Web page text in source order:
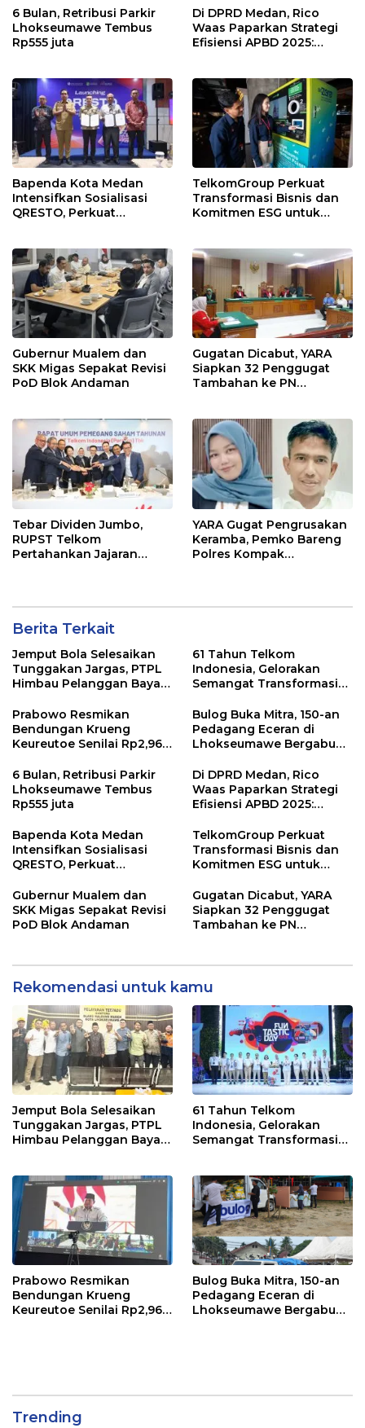
6 Bulan, Retribusi Parkir
Lhokseumawe Tembus
Rp555 juta
Di DPRD Medan, Rico
Waas Paparkan Strategi
Efisiensi APBD 2025:
Bapenda Kota Medan
Intensifkan Sosialisasi
QRESTO, Perkuat
TelkomGroup Perkuat
Transformasi Bisnis dan
Komitmen ESG untuk
Gubernur Mualem dan
SKK Migas Sepakat Revisi
PoD Blok Andaman
Gugatan Dicabut, YARA
Siapkan 32 Penggugat
Tambahan ke PN
Tebar Dividen Jumbo,
RUPST Telkom
Pertahankan Jajaran
YARA Gugat Pengrusakan
Keramba, Pemko Bareng
Polres Kompak
Berita Terkait
Jemput Bola Selesaikan
Tunggakan Jargas, PTPL
Himbau Pelanggan Bayar
61 Tahun Telkom
Indonesia, Gelorakan
Semangat Transformasi
Prabowo Resmikan
Bendungan Krueng
Keureutoe Senilai Rp2,96
Bulog Buka Mitra, 150-an
Pedagang Eceran di
Lhokseumawe Bergabung
6 Bulan, Retribusi Parkir
Lhokseumawe Tembus
Rp555 juta
Di DPRD Medan, Rico
Waas Paparkan Strategi
Efisiensi APBD 2025:
dan Digitalisasi PAD
Bapenda Kota Medan
Intensifkan Sosialisasi
QRESTO, Perkuat
TelkomGroup Perkuat
Transformasi Bisnis dan
Komitmen ESG untuk
Berkelanjutan
Gubernur Mualem dan
SKK Migas Sepakat Revisi
PoD Blok Andaman
Gugatan Dicabut, YARA
Siapkan 32 Penggugat
Tambahan ke PN
Rekomendasi untuk kamu
Jemput Bola Selesaikan
Tunggakan Jargas, PTPL
Himbau Pelanggan Bayar
61 Tahun Telkom
Indonesia, Gelorakan
Semangat Transformasi
Prabowo Resmikan
Bendungan Krueng
Keureutoe Senilai Rp2,96
Bulog Buka Mitra, 150-an
Pedagang Eceran di
Lhokseumawe Bergabung
Trending